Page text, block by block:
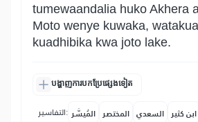
tumewaandalia huko Akhera
Moto wenye kuwaka,
kuadhibika kwa joto lake.
បង្ហាញការបកប្រែផ្សេងទៀត
التفاسير: المُيسَّر المختصر السعدي ابن كثير